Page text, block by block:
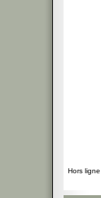
Hors ligne